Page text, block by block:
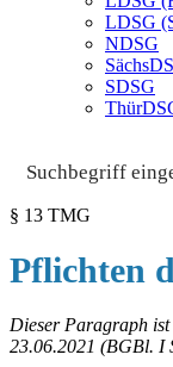
LDSG
NDSG
SDSG
§ 13 TMG
Pflichten
Dieser Paragraph ist
23.06.2021 (BGBl. I